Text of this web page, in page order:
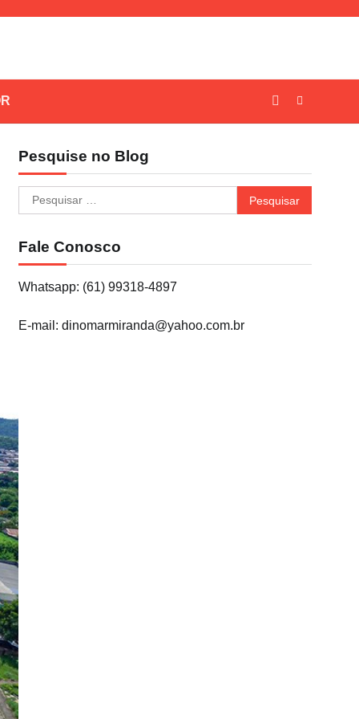
Pesquise no Blog
Pesquisar
por:
Fale Conosco
Whatsapp: (61) 99318-4897
E-mail: dinomarmiranda@yahoo.com.br